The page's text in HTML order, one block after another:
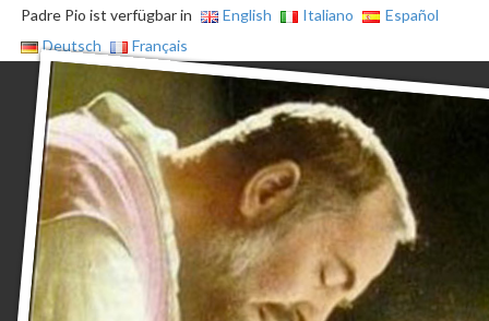
Padre Pio ist verfügbar in English Italiano
Español
Deutsch
Français